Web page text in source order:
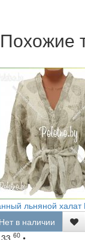
Похожие
льняной халат
в наличии
60 •